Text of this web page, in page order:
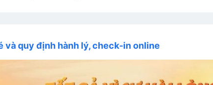
và quy định hành lý, check-in online